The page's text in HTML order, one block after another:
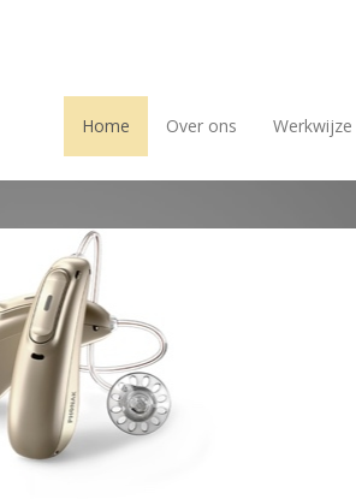
Home Over ons Werkwijze